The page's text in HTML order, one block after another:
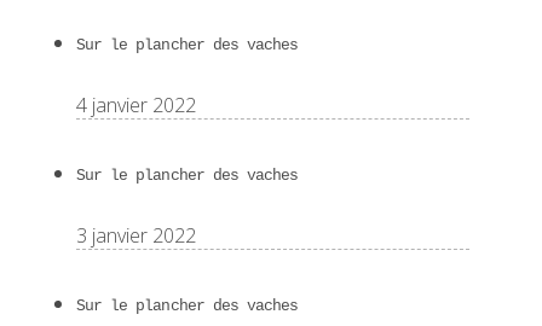
Sur le plancher des vaches
4 janvier 2022
Sur le plancher des vaches
3 janvier 2022
Sur le plancher des vaches